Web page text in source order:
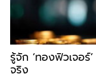
รู้จัก ‘ทองฟิวเจอร์
จริง